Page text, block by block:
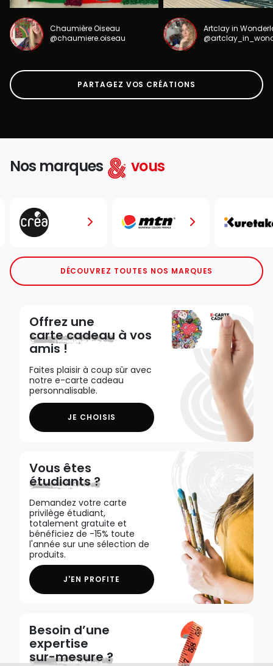
Chaumière Oiseau
@chaumiere.oiseau
Artclay in
PARTAGEZ VOS CRÉATIONS
Nos marques vous
DÉCOUVREZ TOUTES NOS MARQUES
Offrez une
carte cadeau à vos
amis !
Faites plaisir à coup sûr avec
notre e-carte cadeau
personnalisable.
JE CHOISIS
Vous êtes
étudiants ?
Demandez votre carte
privilège étudiant,
totalement gratuite et
bénéficiez de -15% toute
l'année sur une sélection de
produits.
J'EN PROFITE
Besoin d’une
expertise
sur-mesure ?